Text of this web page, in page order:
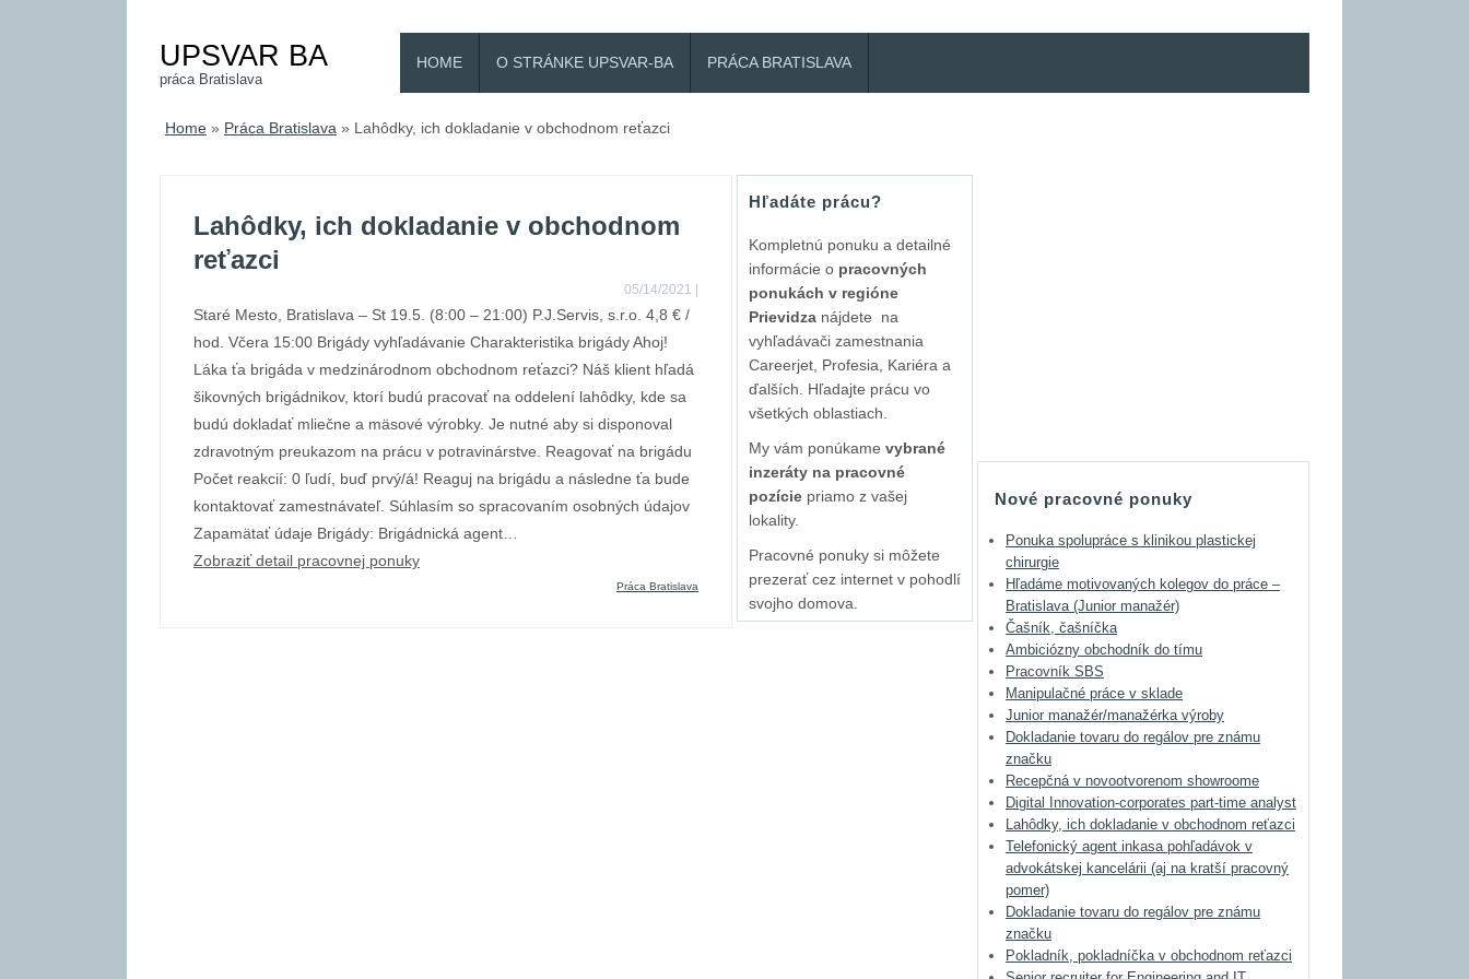
UPSVAR BA
práca Bratislava
HOME O STRÁNKE UPSVAR-BA PRÁCA BRATISLAVA
Home » Práca Bratislava » Lahôdky, ich dokladanie v obchodnom reťazci
Lahôdky, ich dokladanie v obchodnom
reťazci
05/14/2021
Staré Mesto, Bratislava – St 19.5. (8:00 – 21:00) P.J.Servis, s.r.o. 4,8 € /
hod. Včera 15:00 Brigády vyhľadávanie Charakteristika brigády Ahoj!
Láka ťa brigáda v medzinárodnom obchodnom reťazci? Náš klient hľadá
šikovných brigádnikov, ktorí budú pracovať na oddelení lahôdky, kde sa
budú dokladať mliečne a mäsové výrobky. Je nutné aby si disponoval
zdravotným preukazom na prácu v potravinárstve. Reagovať na brigádu
Počet reakcií: 0 ľudí, buď prvý/á! Reaguj na brigádu a následne ťa bude
kontaktovať zamestnávateľ. Súhlasím so spracovaním osobných údajov
Zapamätať údaje Brigády: Brigádnická agent…
Zobraziť detail pracovnej ponuky
Práca Bratislava
Hľadáte prácu?
Kompletnú ponuku a detailné
informácie o pracovných
ponukách v regióne
Prievidza nájdete na
vyhľadávači zamestnania
Careerjet, Profesia, Kariéra a
ďalších. Hľadajte prácu vo
všetkých oblastiach.
My vám ponúkame vybrané
inzeráty na pracovné
pozície priamo z vašej
lokality.
Pracovné ponuky si môžete
prezerať cez internet v pohodlí
svojho domova.
Nové pracovné ponuky
Ponuka spolupráce s klinikou plastickej
chirurgie
Hľadáme motivovaných kolegov do práce –
Bratislava (Junior manažér)
Čašník, čašníčka
Ambiciózny obchodník do tímu
Pracovník SBS
Manipulačné práce v sklade
Junior manažér/manažérka výroby
Dokladanie tovaru do regálov pre známu
značku
Recepčná v novootvorenom showroome
Digital Innovation-corporates part-time analyst
Lahôdky, ich dokladanie v obchodnom reťazci
Telefonický agent inkasa pohľadávok v
advokátskej kancelárii (aj na kratší pracovný
pomer)
Dokladanie tovaru do regálov pre známu
značku
Pokladník, pokladníčka v obchodnom reťazci